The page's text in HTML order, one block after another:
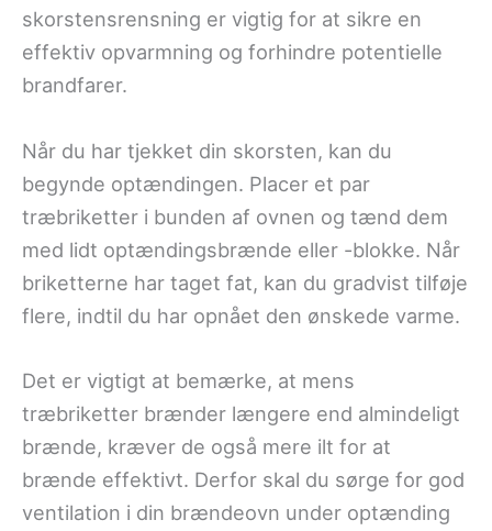
skorstensrensning er vigtig for at sikre en
effektiv opvarmning og forhindre potentielle
brandfarer.
Når du har tjekket din skorsten, kan du
begynde optændingen. Placer et par
træbriketter i bunden af ovnen og tænd dem
med lidt optændingsbrænde eller -blokke. Når
briketterne har taget fat, kan du gradvist tilføje
flere, indtil du har opnået den ønskede varme.
Det er vigtigt at bemærke, at mens
træbriketter brænder længere end almindeligt
brænde, kræver de også mere ilt for at
brænde effektivt. Derfor skal du sørge for god
ventilation i din brændeovn under optænding